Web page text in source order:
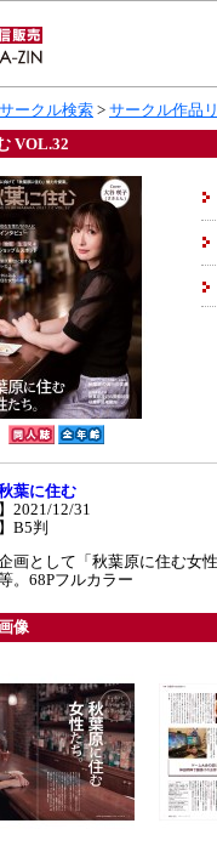
サークル検索 > サークル作品
VOL.32
葉に住む
2021/12/31
B5判
画として「秋葉原に住む女
。68Pフルカラー
像